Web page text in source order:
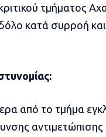
τμήματος
κατά συρροή και
από το τμήμα